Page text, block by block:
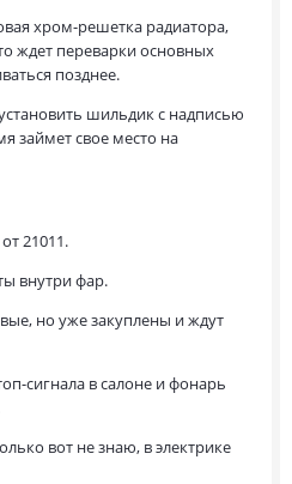
хром-решетка радиатора,
ждет переварки основных
позднее.
шильдик с надписью
займет свое место на
21011.
внутри фар.
но уже закуплены и ждут
сигнала в салоне и фонарь
вот не знаю, в электрике